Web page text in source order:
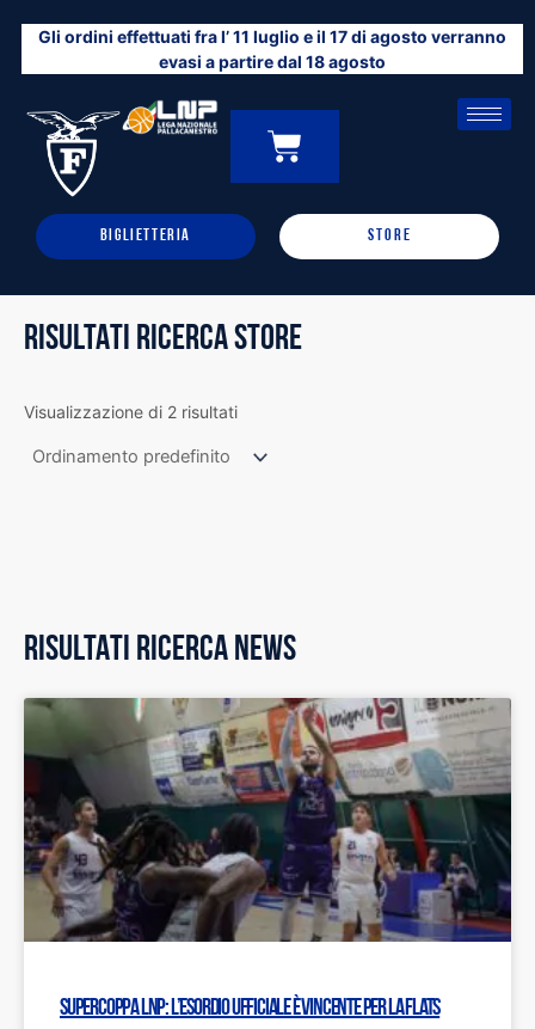
contenuto
Gli ordini effettuati fra l’ 11 luglio e il 17 di agosto verranno
evasi a partire dal 18 agosto
0
CARRELLO
BIGLIETTERIA STORE
RISULTATI RICERCA STORE
Visualizzazione di 2 risultati
RISULTATI RICERCA NEWS
Supercoppa LNP: L’esordio ufficiale è vincente per la Flats